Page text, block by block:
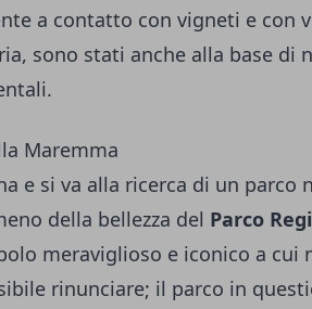
a contatto con vigneti e con
sono stati anche alla base di
Maremma
e si va alla ricerca di un parco
della bellezza del Parco
meraviglioso e iconico a cui
rinunciare; il parco in